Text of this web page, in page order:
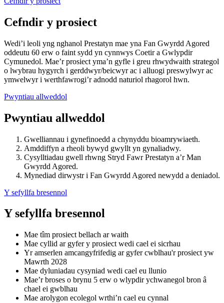
Cefndir y prosiect
Wedi’i leoli yng nghanol Prestatyn mae yna Fan Gwyrdd Agored
oddeutu 60 erw o faint sydd yn cynnwys Coetir a Gwlypdir
Cymunedol. Mae’r prosiect yma’n gyfle i greu rhwydwaith strategol
o lwybrau hygyrch i gerddwyr/beicwyr ac i alluogi preswylwyr ac
ymwelwyr i werthfawrogi’r adnodd naturiol rhagorol hwn.
Pwyntiau allweddol
Pwyntiau allweddol
Gwelliannau i gynefinoedd a chynyddu bioamrywiaeth.
Amddiffyn a rheoli bywyd gwyllt yn gynaliadwy.
Cysylltiadau gwell rhwng Stryd Fawr Prestatyn a’r Man
Gwyrdd Agored.
Mynediad dirwystr i Fan Gwyrdd Agored newydd a deniadol.
Y sefyllfa bresennol
Y sefyllfa bresennol
Mae tîm prosiect bellach ar waith
Mae cyllid ar gyfer y prosiect wedi cael ei sicrhau
Yr amserlen amcangyfrifedig ar gyfer cwblhau'r prosiect yw
Mawrth 2028
Mae dyluniadau cysyniad wedi cael eu llunio
Mae’r broses o brynu 5 erw o wlypdir ychwanegol bron â
chael ei gwblhau
Mae arolygon ecolegol wrthi’n cael eu cynnal